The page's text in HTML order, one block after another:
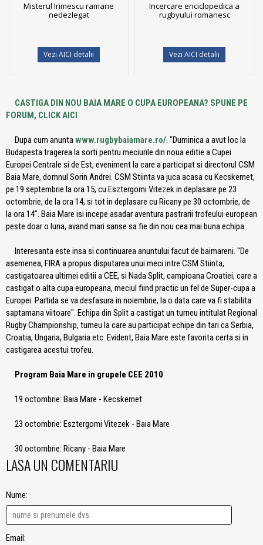
Misterul Irimescu ramane
nedezlegat
Vezi AICI detalii
Incercare enciclopedica a
rugbyului romanesc
Vezi AICI detalii
CASTIGA DIN NOU BAIA MARE O CUPA EUROPEANA? SPUNE PE
FORUM, CLICK AICI
Dupa cum anuntawww.rugbybaiamare.ro/. "Duminica a avut loc la
Budapesta tragerea la sorti pentru meciurile din noua editie a Cupei
Europei Centrale si de Est, eveniment la care a participat si directorul CSM
Baia Mare, domnul Sorin Andrei. CSM Stiinta va juca acasa cu Kecskemet,
pe 19 septembrie la ora 15, cu Esztergomi Vitezek in deplasare pe 23
octombrie, de la ora 14, si tot in deplasare cu Ricany pe 30 octombrie, de
la ora 14". Baia Mare isi incepe asadar aventura pastrarii trofeului european
peste doar o luna, avand mari sanse sa fie din nou cea mai buna echipa.
Interesanta este insa si continuarea anuntului facut de baimareni. ''De
asemenea, FIRA a propus disputarea unui meci intre CSM Stiinta,
castigatoarea ultimei editii a CEE, si Nada Split, campioana Croatiei, care a
castigat o alta cupa europeana, meciul fiind practic un fel de Super-cupa a
Europei. Partida se va desfasura in noiembrie, la o data care va fi stabilita
saptamana viitoare". Echipa din Split a castigat un turneu intitulat Regional
Rugby Championship, turneu la care au participat echipe din tari ca Serbia,
Croatia, Ungaria, Bulgaria etc. Evident, Baia Mare este favorita certa si in
castigarea acestui trofeu.
Program Baia Mare in grupele CEE 2010
19 octombrie: Baia Mare - Kecskemet
23 octombrie: Esztergomi Vitezek - Baia Mare
30 octombrie: Ricany - Baia Mare
LASA UN COMENTARIU
Nume:
Email: